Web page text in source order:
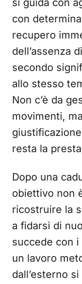
si guida con
con
recupero
dell’assenza
secondo
allo stesso
Non c’è da
movimenti,
resta la
Dopo una
obiettivo non
ricostruire la
a fidarsi di
succede con
un lavoro
dall’esterno